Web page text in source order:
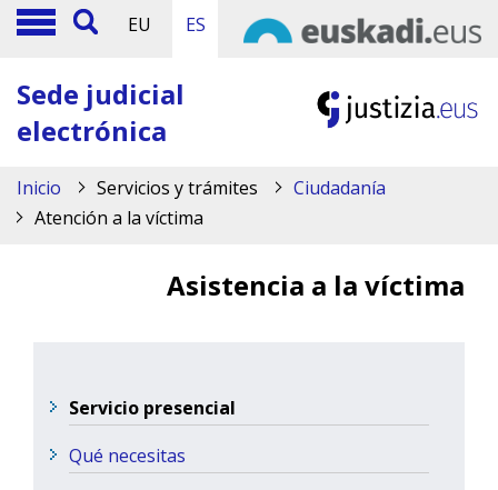
EU ES
Sede judicial
electrónica
Inicio Servicios y trámites
Ciudadanía
Atención a la víctima
Asistencia a la víctima
Servicio presencial
Qué necesitas